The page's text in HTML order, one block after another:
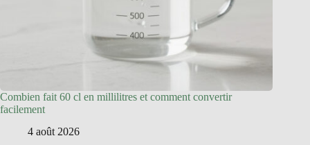
Combien fait 60 cl en millilitres et comment convertir
facilement
4 août 2026